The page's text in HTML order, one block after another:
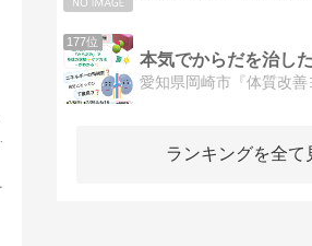
177位
ランキングを全て